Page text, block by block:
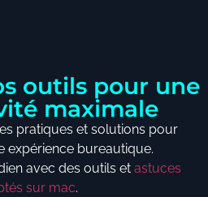
outils pour une
maximale
pratiques et solutions pour
expérience bureautique.
avec des outils et astuces
sur mac.